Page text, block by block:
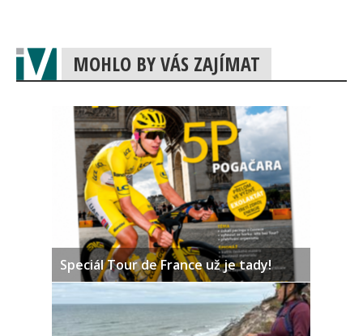
MOHLO BY VÁS ZAJÍMAT
Speciál Tour de France už je tady!